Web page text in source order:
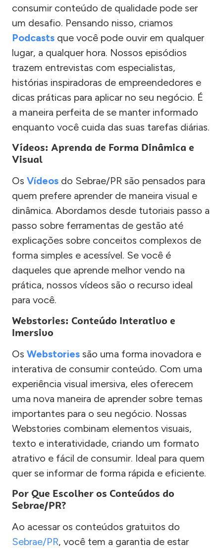
consumir conteúdo de qualidade pode ser
um desafio. Pensando nisso, criamos
Podcasts que você pode ouvir em qualquer
lugar, a qualquer hora. Nossos episódios
trazem entrevistas com especialistas,
histórias inspiradoras de empreendedores e
dicas práticas para aplicar no seu negócio. É
a maneira perfeita de se manter informado
enquanto você cuida das suas tarefas diárias.
Vídeos: Aprenda de Forma Dinâmica e
Visual
Os Vídeos do Sebrae/PR são pensados para
quem prefere aprender de maneira visual e
dinâmica. Abordamos desde tutoriais passo a
passo sobre ferramentas de gestão até
explicações sobre conceitos complexos de
forma simples e acessível. Se você é
daqueles que aprende melhor vendo na
prática, nossos vídeos são o recurso ideal
para você.
Webstories: Conteúdo Interativo e
Imersivo
Os Webstories são uma forma inovadora e
interativa de consumir conteúdo. Com uma
experiência visual imersiva, eles oferecem
uma nova maneira de aprender sobre temas
importantes para o seu negócio. Nossas
Webstories combinam elementos visuais,
texto e interatividade, criando um formato
atrativo e fácil de consumir. Ideal para quem
quer se informar de forma rápida e eficiente.
Por Que Escolher os Conteúdos do
Sebrae/PR?
Ao acessar os conteúdos gratuitos do
Sebrae/PR, você tem a garantia de estar